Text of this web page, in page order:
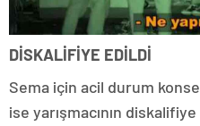
DİSKALİFİYE EDİLDİ
Sema için acil durum
ise yarışmacının